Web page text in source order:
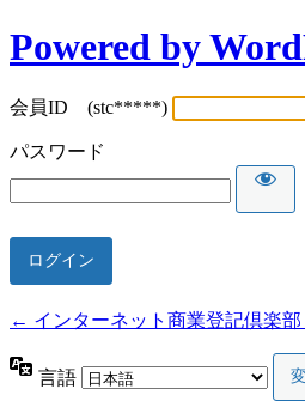
Powered by
会員ID (stc*****)
パスワード
← インターネット商業登記倶楽部
言語